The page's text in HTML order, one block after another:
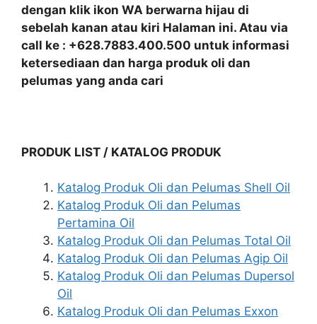
dengan klik ikon WA berwarna hijau di
sebelah kanan atau kiri Halaman ini. Atau via
call ke : +628.7883.400.500 untuk informasi
ketersediaan dan harga produk oli dan
pelumas yang anda cari
PRODUK LIST / KATALOG PRODUK
Katalog Produk Oli dan Pelumas Shell Oil
Katalog Produk Oli dan Pelumas
Pertamina Oil
Katalog Produk Oli dan Pelumas Total Oil
Katalog Produk Oli dan Pelumas Agip Oil
Katalog Produk Oli dan Pelumas Dupersol
Oil
Katalog Produk Oli dan Pelumas Exxon